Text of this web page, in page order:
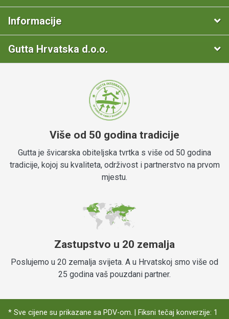
Informacije
Gutta Hrvatska d.o.o.
Više od 50 godina tradicije
Gutta je švicarska obiteljska tvrtka s više od 50 godina
tradicije, kojoj su kvaliteta, održivost i partnerstvo na prvom
mjestu.
Zastupstvo u 20 zemalja
Poslujemo u 20 zemalja svijeta. A u Hrvatskoj smo više od
25 godina vaš pouzdani partner.
* Sve cijene su prikazane sa PDV-om. | Fiksni tečaj konverzije: 1